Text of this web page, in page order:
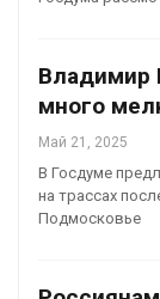
Владимир
много
Май 21, 2025
В Госдуме
на трассах
Подмосковье